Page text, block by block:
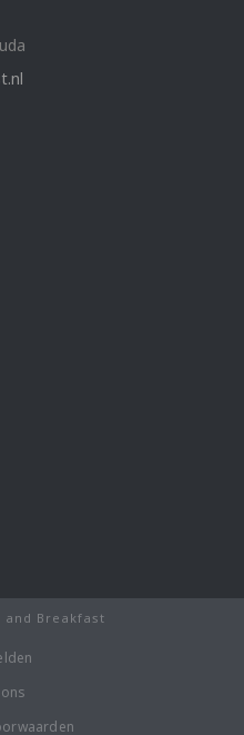
and Breakfast